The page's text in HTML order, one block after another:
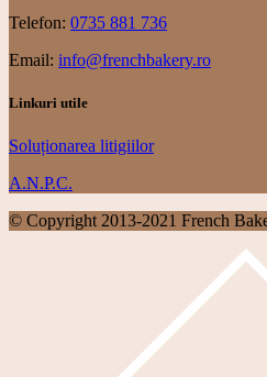
Telefon: 0735 881 736
Email: info@frenchbakery.ro
Linkuri utile
Soluționarea litigiilor
A.N.P.C.
© Copyright 2013-2021 French